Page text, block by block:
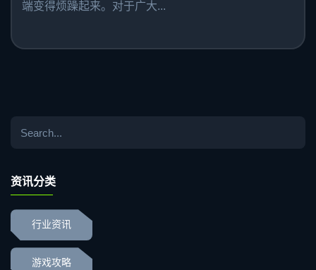
端变得烦躁起来。对于广大...
资讯分类
行业资讯
游戏攻略